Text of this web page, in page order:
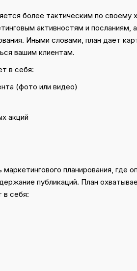
более тактическим по своему
активностям и посланиям,
Иными словами, план дает
вашим клиентам.
в себя:
(фото или видео)
акций
маркетингового планирования, где
публикаций. План
в себя: